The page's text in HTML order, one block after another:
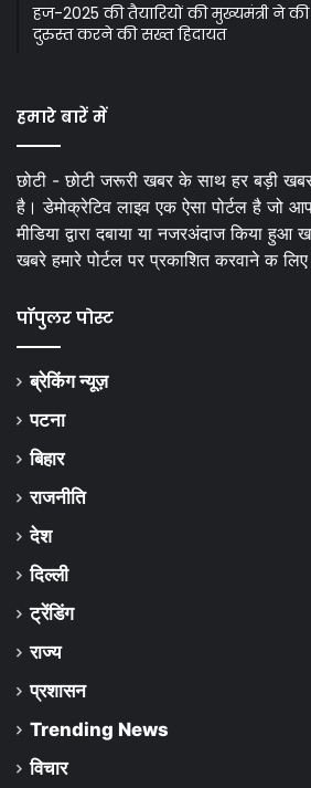
हज-2025 की तैयारियों की मुख्यमंत्री ने की
दुरुस्त करने की सख्त हिदायत
हमारे बारें में
छोटी - छोटी जरूरी खबर के साथ हर बड़ी
है। डेमोक्रेटिव लाइव एक ऐसा पोर्टल है जो
मीडिया द्वारा दबाया या नजरअंदाज किया
खबरे हमारे पोर्टल पर प्रकाशित करवाने क
पॉपुलर पोस्ट
ब्रेकिंग न्यूज़
पटना
बिहार
राजनीति
देश
दिल्ली
ट्रेंडिंग
राज्य
प्रशासन
Trending News
विचार